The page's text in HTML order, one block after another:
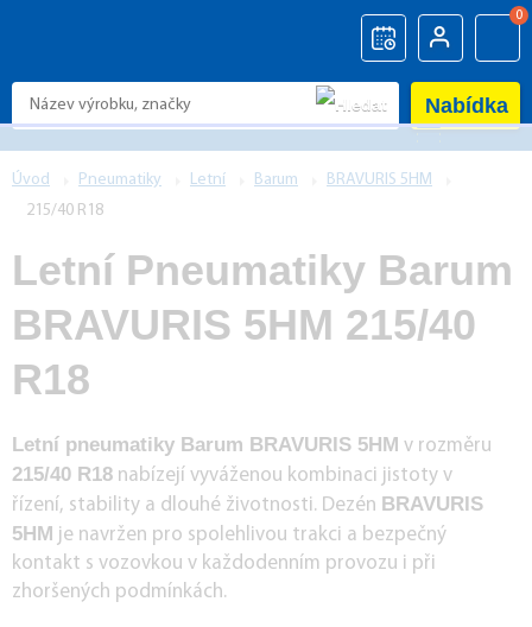
0
Nabídka
Úvod Pneumatiky Letní Barum
BRAVURIS 5HM
215/40 R18
Letní Pneumatiky Barum
BRAVURIS 5HM 215/40
R18
Letní pneumatiky Barum BRAVURIS 5HM v rozměru
215/40 R18 nabízejí vyváženou kombinaci jistoty v
řízení, stability a dlouhé životnosti. Dezén BRAVURIS
5HM je navržen pro spolehlivou trakci a bezpečný
kontakt s vozovkou v každodenním provozu i při
zhoršených podmínkách.